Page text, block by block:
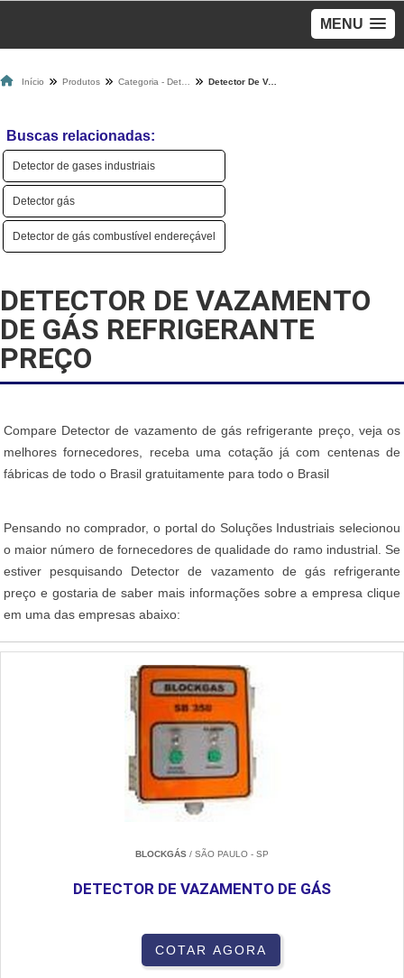
MENU
Início Produtos Detector De Vazamento De Gás Refrigerante Preço
Buscas relacionadas:
Detector de gases industriais
Detector gás
Detector de gás combustível endereçável
DETECTOR DE VAZAMENTO
DE GÁS REFRIGERANTE
PREÇO
Compare Detector de vazamento de gás refrigerante preço, veja os
melhores fornecedores, receba uma cotação já com centenas de
fábricas de todo o Brasil gratuitamente para todo o Brasil
Pensando no comprador, o portal do Soluções Industriais selecionou
o maior número de fornecedores de qualidade do ramo industrial. Se
estiver pesquisando Detector de vazamento de gás refrigerante
preço e gostaria de saber mais informações sobre a empresa clique
em uma das empresas abaixo:
BLOCKGÁS / SÃO PAULO - SP
DETECTOR DE VAZAMENTO DE GÁS
COTAR AGORA